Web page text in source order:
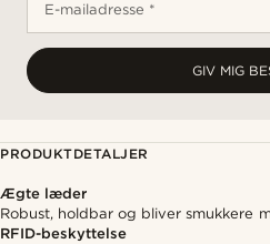
E-mailadresse *
GIV MIG
PRODUKTDETALJER
Ægte læder
Robust, holdbar og bliver smukkere
RFID-beskyttelse